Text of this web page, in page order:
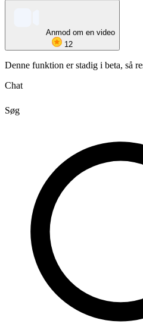
Anmod om en video
12
Denne funktion er stadig i beta, så
Chat
Søg